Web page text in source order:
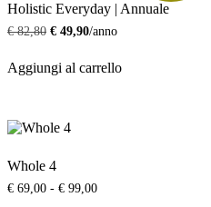
Holistic Everyday | Annuale
€82,80 Il
originale
era:
€ 49,90Il
attuale
è:
/anno
Aggiungi al carrello
Whole 4
€ 69,00 - € 99,00Fascia